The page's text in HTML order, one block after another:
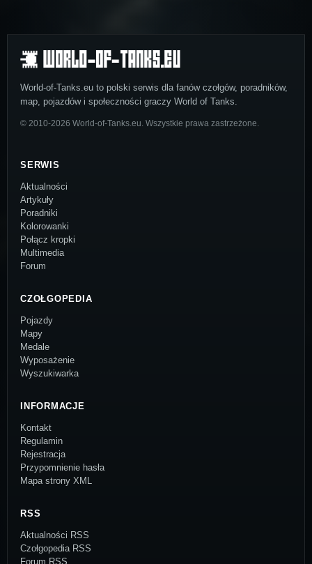
World-of-Tanks.eu to polski serwis dla fanów czołgów, poradników,
map, pojazdów i społeczności graczy World of Tanks.
© 2010-2026 World-of-Tanks.eu. Wszystkie prawa zastrzeżone.
SERWIS
Aktualności
Artykuły
Poradniki
Kolorowanki
Połącz kropki
Multimedia
Forum
CZOŁGOPEDIA
Pojazdy
Mapy
Medale
Wyposażenie
Wyszukiwarka
INFORMACJE
Kontakt
Regulamin
Rejestracja
Przypomnienie hasła
Mapa strony XML
RSS
Aktualności RSS
Czołgopedia RSS
Forum RSS